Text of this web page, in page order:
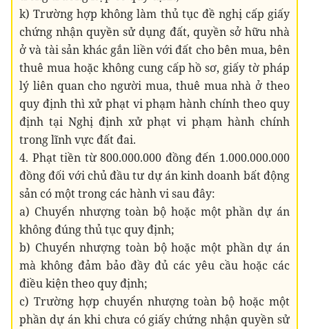
k) Trường hợp không làm thủ tục đề nghị cấp giấy
chứng nhận quyền sử dụng đất, quyền sở hữu nhà
ở và tài sản khác gắn liền với đất cho bên mua, bên
thuê mua hoặc không cung cấp hồ sơ, giấy tờ pháp
lý liên quan cho người mua, thuê mua nhà ở theo
quy định thì xử phạt vi phạm hành chính theo quy
định tại Nghị định xử phạt vi phạm hành chính
trong lĩnh vực đất đai.
4. Phạt tiền từ 800.000.000 đồng đến 1.000.000.000
đồng đối với chủ đầu tư dự án kinh doanh bất động
sản có một trong các hành vi sau đây:
a) Chuyển nhượng toàn bộ hoặc một phần dự án
không đúng thủ tục quy định;
b) Chuyển nhượng toàn bộ hoặc một phần dự án
mà không đảm bảo đầy đủ các yêu cầu hoặc các
điều kiện theo quy định;
c) Trường hợp chuyển nhượng toàn bộ hoặc một
phần dự án khi chưa có giấy chứng nhận quyền sử